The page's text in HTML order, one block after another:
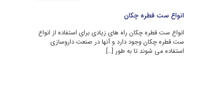
انواع ست قطره چکان
انواع ست قطره چکان راه های زیادی برای استفاده از انواع
ست قطره چکان وجود دارد و آنها در صنعت داروسازی
استفاده می شوند تا به طور […]